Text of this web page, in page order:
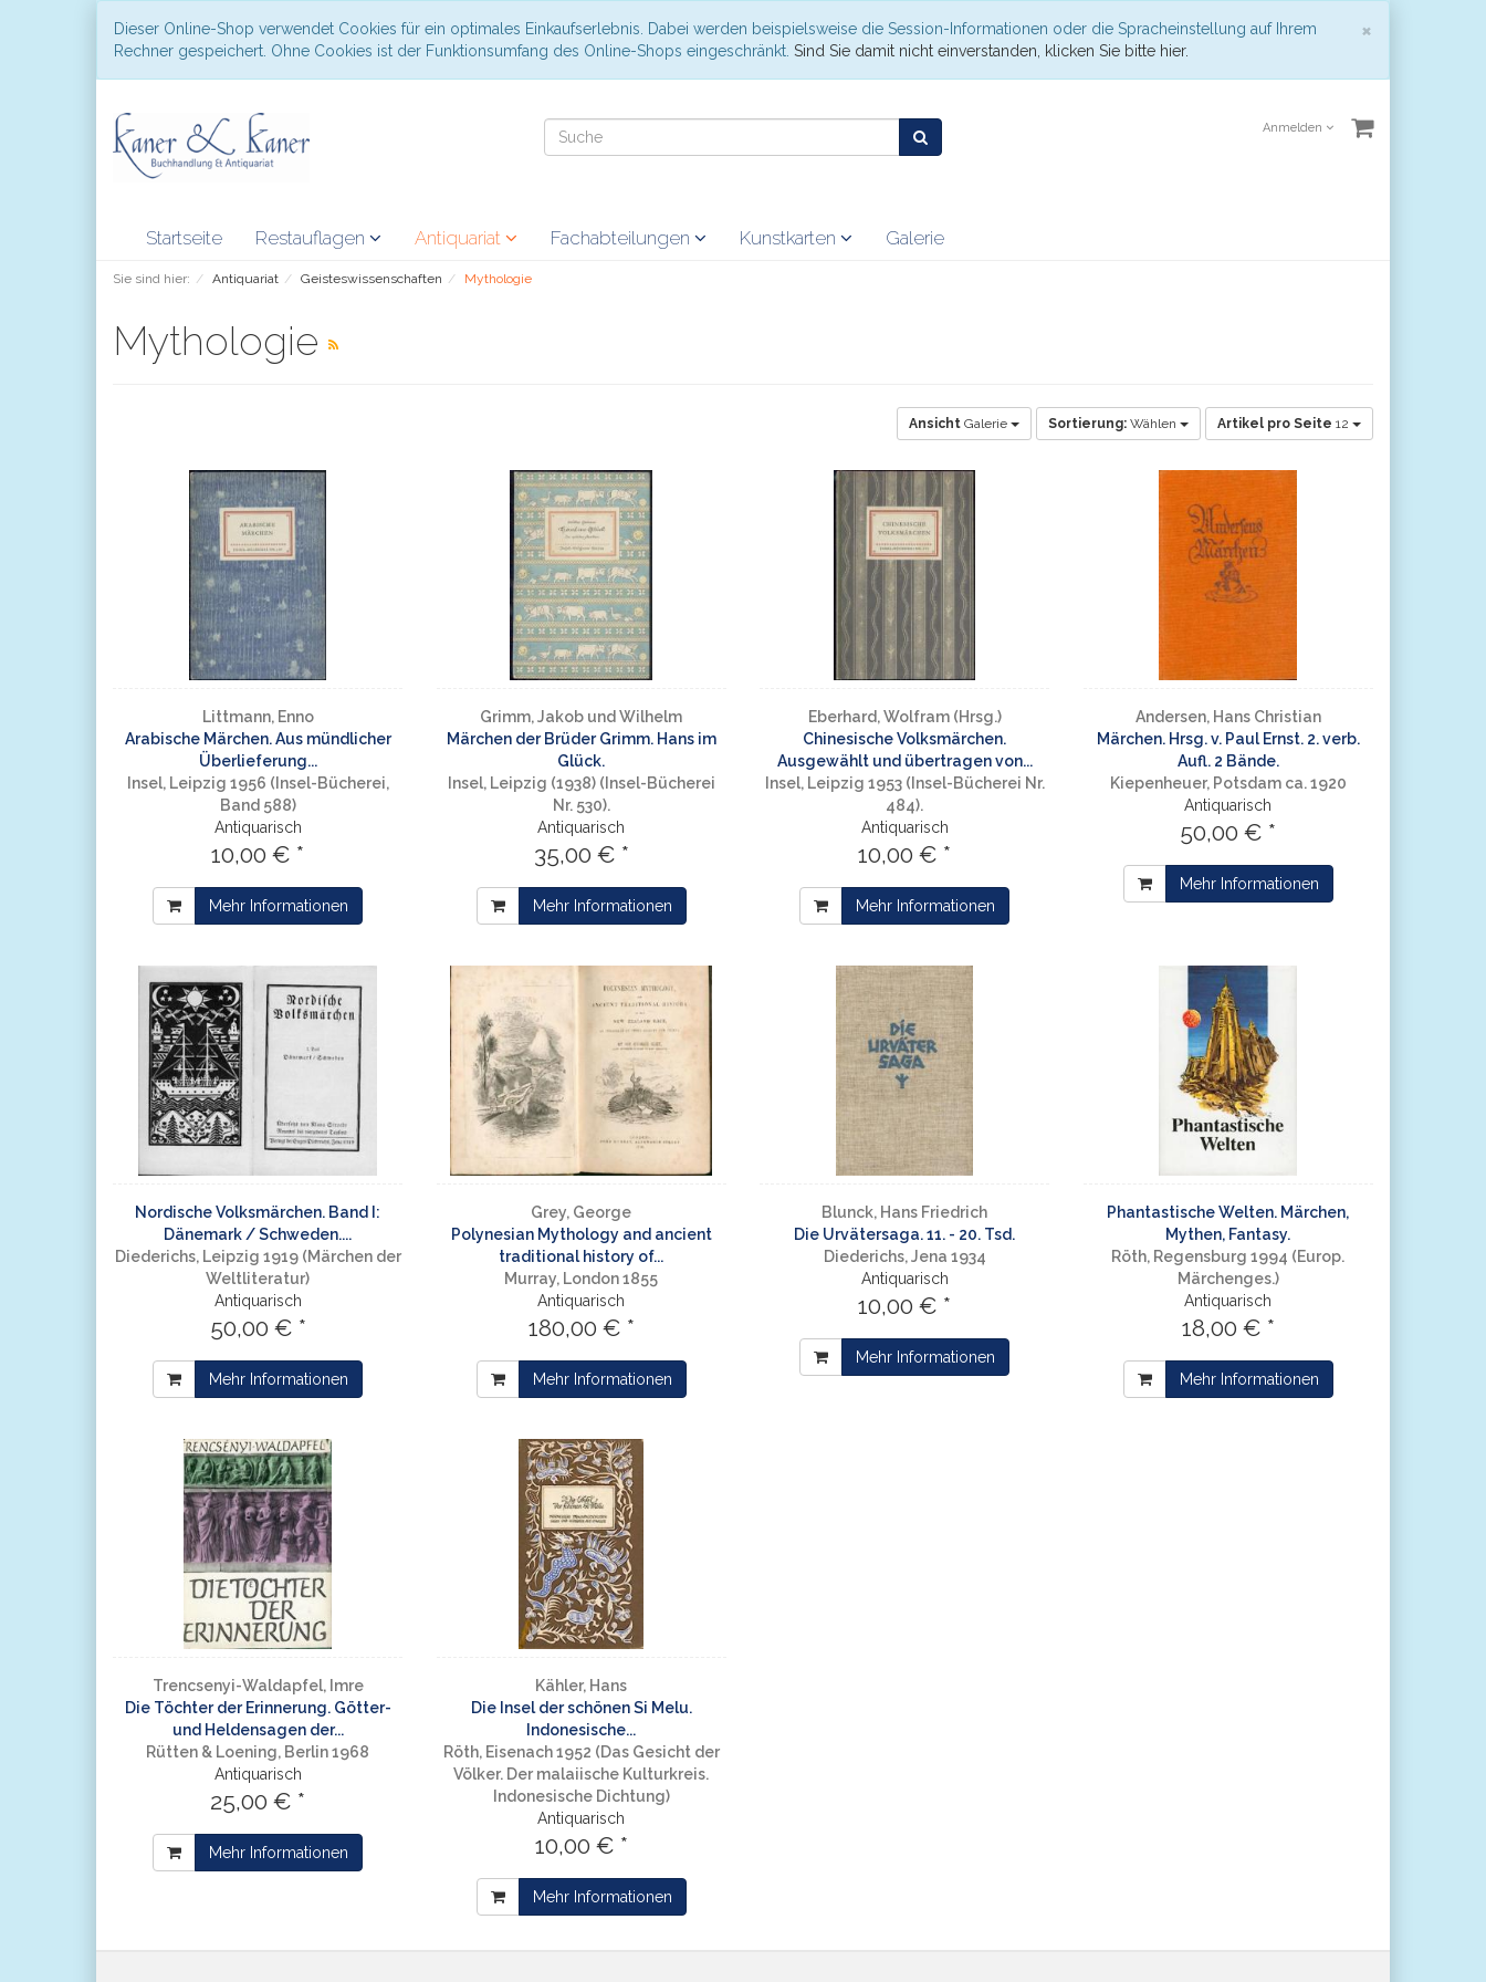
×
Dieser Online-Shop verwendet Cookies für ein optimales Einkaufserlebnis. Dabei werden beispielsweise die Session-Informationen oder die Spracheinstellung auf Ihrem
Rechner gespeichert. Ohne Cookies ist der Funktionsumfang des Online-Shops eingeschränkt. Sind Sie damit nicht einverstanden, klicken Sie bitte hier.
Anmelden
Startseite Restauflagen Antiquariat Fachabteilungen Kunstkarten Galerie
Sie sind hier: Antiquariat Geisteswissenschaften Mythologie
Mythologie
Ansicht Galerie Sortierung: Wählen Artikel pro Seite 12
Littmann, Enno
Arabische Märchen. Aus mündlicher
Überlieferung...
Insel, Leipzig 1956 (Insel-Bücherei,
Band 588)
Antiquarisch
10,00 € *
Mehr Informationen
Grimm, Jakob und Wilhelm
Märchen der Brüder Grimm. Hans im
Glück.
Insel, Leipzig (1938) (Insel-Bücherei
Nr. 530).
Antiquarisch
35,00 € *
Mehr Informationen
Eberhard, Wolfram (Hrsg.)
Chinesische Volksmärchen.
Ausgewählt und übertragen von...
Insel, Leipzig 1953 (Insel-Bücherei Nr.
484).
Antiquarisch
10,00 € *
Mehr Informationen
Andersen, Hans Christian
Märchen. Hrsg. v. Paul Ernst. 2. verb.
Aufl. 2 Bände.
Kiepenheuer, Potsdam ca. 1920
Antiquarisch
50,00 € *
Mehr Informationen
Nordische Volksmärchen. Band I:
Dänemark / Schweden....
Diederichs, Leipzig 1919 (Märchen der
Weltliteratur)
Antiquarisch
50,00 € *
Mehr Informationen
Grey, George
Polynesian Mythology and ancient
traditional history of...
Murray, London 1855
Antiquarisch
180,00 € *
Mehr Informationen
Blunck, Hans Friedrich
Die Urvätersaga. 11. - 20. Tsd.
Diederichs, Jena 1934
Antiquarisch
10,00 € *
Mehr Informationen
Phantastische Welten. Märchen,
Mythen, Fantasy.
Röth, Regensburg 1994 (Europ.
Märchenges.)
Antiquarisch
18,00 € *
Mehr Informationen
Trencsenyi-Waldapfel, Imre
Die Töchter der Erinnerung. Götter-
und Heldensagen der...
Rütten & Loening, Berlin 1968
Antiquarisch
25,00 € *
Mehr Informationen
Kähler, Hans
Die Insel der schönen Si Melu.
Indonesische...
Röth, Eisenach 1952 (Das Gesicht der
Völker. Der malaiische Kulturkreis.
Indonesische Dichtung)
Antiquarisch
10,00 € *
Mehr Informationen